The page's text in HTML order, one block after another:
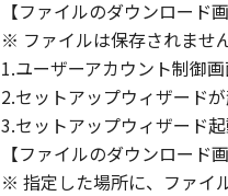
LIMITATION,
USE THE
CANON'S
NOT ALLOW THE
INJURY OR
NOT APPLY TO
【ファイルのダウンロード
※ ファイルは保存されません
1.ユーザーアカウント制御
2.セットアップウィザードが
3.セットアップウィザード
【ファイルのダウンロード
※ 指定した場所に、ファイ